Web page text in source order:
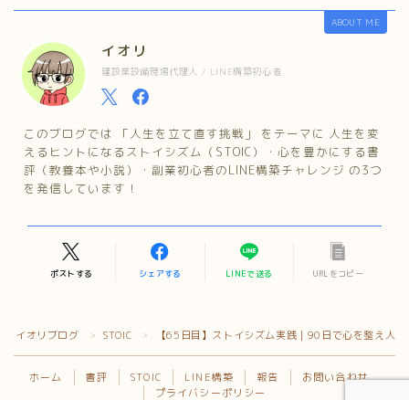
ABOUT ME
イオリ
建設業設備現場代理人 / LINE構築初心者
このブログでは 「人生を立て直す挑戦」 をテーマに 人生を変
えるヒントになるストイシズム（STOIC）・心を豊かにする書
評（教養本や小説）・副業初心者のLINE構築チャレンジ の3つ
を発信しています！
ポストする シェアする LINEで送る URLをコピー
イオリブログ ＞ STOIC ＞ 【65日目】ストイシズム実践｜90日で心を整え人
ホーム 書評 STOIC LINE構築 報告
お問い合わせ
プライバシーポリシー